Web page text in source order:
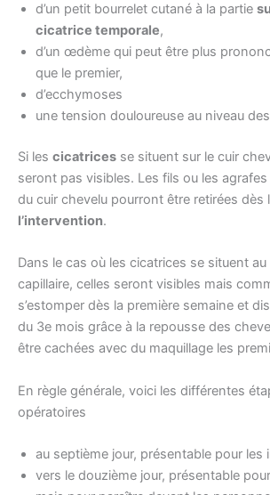
d’un petit bourrelet cutané à la partie
cicatrice temporale,
d’un œdème qui peut être plus
que le premier,
d’ecchymoses
une tension douloureuse au niveau
Si les cicatrices se situent sur le cuir
seront pas visibles. Les fils ou les
du cuir chevelu pourront être retirées dès
l’intervention.
Dans le cas où les cicatrices se situent
capillaire, celles seront visibles mais
s’estomper dès la première semaine et
du 3e mois grâce à la repousse des
être cachées avec du maquillage les
En règle générale, voici les différentes
opératoires
au septième jour, présentable pour les
vers le douzième jour, présentable